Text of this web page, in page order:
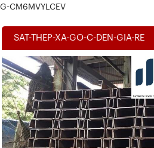
G-CM6MVYLCEV
SAT-THEP-XA-GO-C-DEN-GIA-RE